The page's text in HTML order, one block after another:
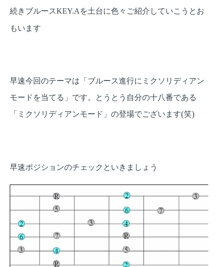
続きブルースKEY.A を土台に色々ご紹介していこうとお
もいます
早速今回のテーマは「ブルース進行にミクソリディアン
モードを当てる」です。 とうとう自分の十八番である
「ミクソリディアンモード」の登場でございます(笑)
早速ポジションのチェックといきましょう